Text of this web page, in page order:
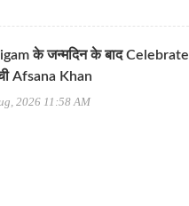
के जन्मदिन के बाद Celebrate
Afsana Khan
2026 11:58 AM